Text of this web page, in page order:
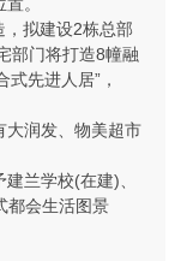
拟建设2栋总部
部门将打造8幢融
先进人居”，
大润发、物美超市
兰学校(在建)、
都会生活图景